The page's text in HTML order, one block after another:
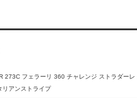
273C フェラーリ 360 チャレンジ ストラダーレ
リアンストライプ